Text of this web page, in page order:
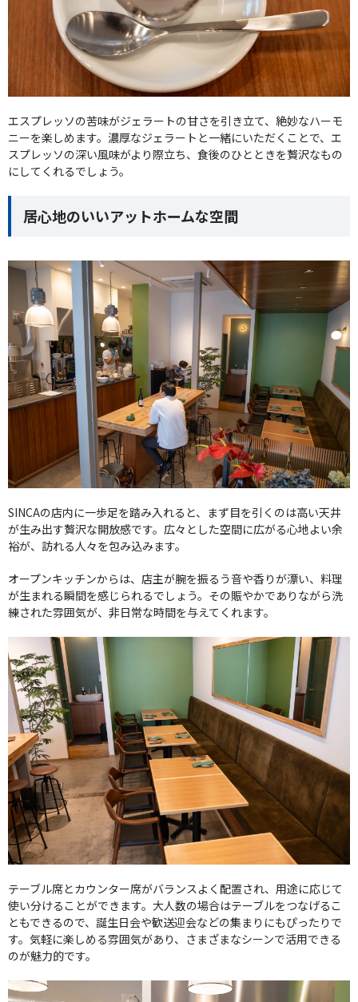
エスプレッソの苦味がジェラートの甘さを引き立て、絶妙なハーモ
ニーを楽しめます。濃厚なジェラートと一緒にいただくことで、エ
スプレッソの深い風味がより際立ち、食後のひとときを贅沢なもの
にしてくれるでしょう。
居心地のいいアットホームな空間
SINCAの店内に一歩足を踏み入れると、まず目を引くのは高い天井
が生み出す贅沢な開放感です。広々とした空間に広がる心地よい余
裕が、訪れる人々を包み込みます。
オープンキッチンからは、店主が腕を振るう音や香りが漂い、料理
が生まれる瞬間を感じられるでしょう。その賑やかでありながら洗
練された雰囲気が、非日常な時間を与えてくれます。
テーブル席とカウンター席がバランスよく配置され、用途に応じて
使い分けることができます。大人数の場合はテーブルをつなげるこ
ともできるので、誕生日会や歓送迎会などの集まりにもぴったりで
す。気軽に楽しめる雰囲気があり、さまざまなシーンで活用できる
のが魅力的です。